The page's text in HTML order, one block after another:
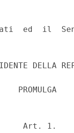
ed  il
DELLA
PROMULGA
Art. 1.